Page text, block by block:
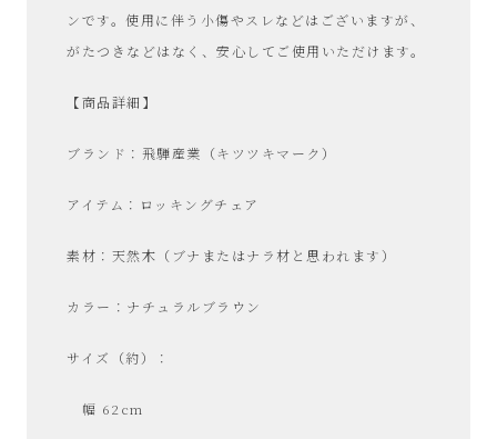
ンです。使用に伴う小傷やスレなどはございますが、
がたつきなどはなく、安心してご使用いただけます。
【商品詳細】
ブランド：飛騨産業（キツツキマーク）
アイテム：ロッキングチェア
素材：天然木（ブナまたはナラ材と思われます）
カラー：ナチュラルブラウン
サイズ（約）：
幅 62cm